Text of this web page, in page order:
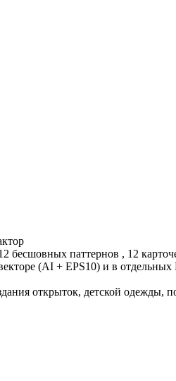
бесшовных паттернов , 12
(AI + EPS10) и в
открыток, детской